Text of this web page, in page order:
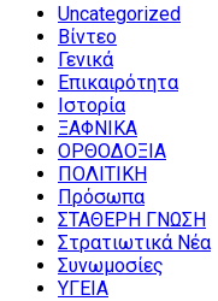
Uncategorized
Βίντεο
Γενικά
Επικαιρότητα
Ιστορία
ΞΑΦΝΙΚΑ
ΟΡΘΟΔΟΞΙΑ
ΠΟΛΙΤΙΚΗ
Πρόσωπα
ΣΤΑΘΕΡΗ ΓΝΩΣΗ
Στρατιωτικά Νέα
Συνωμοσίες
ΥΓΕΙΑ